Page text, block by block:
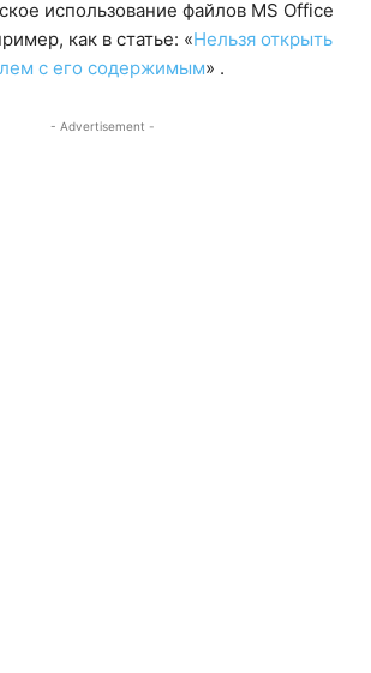
использование файлов MS Office
как в статье: «Нельзя открыть
с его содержимым» .
- Advertisement -